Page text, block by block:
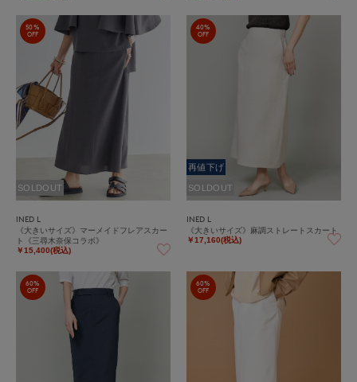
50%
OFF
SOLDOUT
INED L
《大きいサイズ》マーメイドフレアスカー
ト《三尋木奈保コラボ》
￥15,400(税込)
40%
OFF
再値下げ
SOLDOUT
INED L
《大きいサイズ》麻調ストレートスカート
￥17,160(税込)
60%
OFF
60%
OFF